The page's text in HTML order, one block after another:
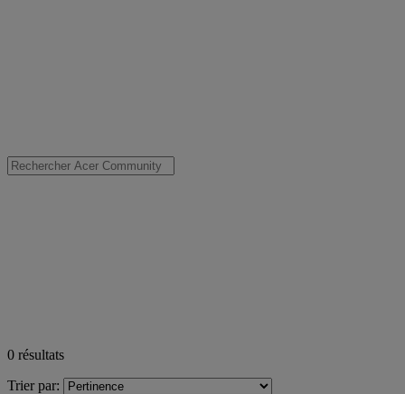
0 résultats
Trier par: